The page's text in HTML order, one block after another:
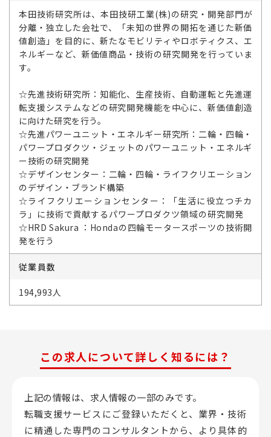
本田技術研究所は、本田技研工業(株)の研究・開発部門が
分離・独立した会社で、「未知の世界の開拓を通じた新価
値創造」を目的に、新たなモビリティやロボティクス、エ
ネルギーなど、新価値商品・技術の研究開発を行っていま
す。
☆先進技術研究所：知能化、生産技術、自動運転と先進運
転支援システムなどの研究開発機能を中心に、新価値創造
に向けた研究を行う。
☆先進パワーユニット・エネルギー研究所：二輪・四輪・
パワープロダクツ・ジェットのパワーユニット・エネルギ
ー技術の研究開発
☆デザインセンター：二輪・四輪・ライフクリエーション
のデザイン・ブランド構築
☆ライフクリエーションセンター：「生活に役立つチカ
ラ」に技術で貢献するパワープロダクツ領域の研究開発
☆HRD Sakura ：Hondaの四輪モータースポーツの技術開
発を行う
従業員数
194,993人
この求人について詳しく知るには？
上記の情報は、求人情報の一部のみです。
転職支援サービスにご登録いただくと、業界・技術
に精通した専門のコンサルタントから、 より具体的